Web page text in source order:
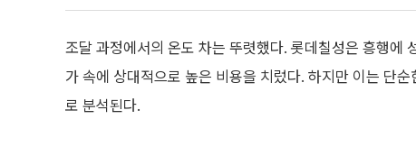
조달 과정에서의 온도 차는 뚜렷했다. 롯데칠성은 흥행에
가 속에 상대적으로 높은 비용을 치렀다. 하지만 이는 단
로 분석된다.